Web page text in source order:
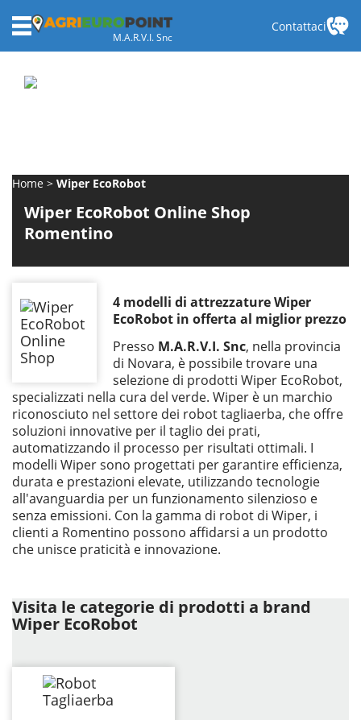
M.A.R.V.I. Snc
Contattaci
Home Wiper EcoRobot
Wiper EcoRobot Online Shop
Romentino
4 modelli di attrezzature Wiper
EcoRobot in offerta al miglior prezzo
Presso M.A.R.V.I. Snc, nella provincia
di Novara, è possibile trovare una
selezione di prodotti Wiper EcoRobot,
specializzati nella cura del verde. Wiper è un marchio
riconosciuto nel settore dei robot tagliaerba, che offre
soluzioni innovative per il taglio dei prati,
automatizzando il processo per risultati ottimali. I
modelli Wiper sono progettati per garantire efficienza,
durata e prestazioni elevate, utilizzando tecnologie
all'avanguardia per un funzionamento silenzioso e
senza emissioni. Con la gamma di robot di Wiper, i
clienti a Romentino possono affidarsi a un prodotto
che unisce praticità e innovazione.
Visita le categorie di prodotti a brand
Wiper EcoRobot